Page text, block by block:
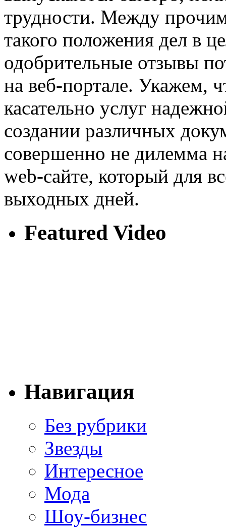
трудности. Между
такого положения дел в
одобрительные отзывы
на веб-портале. Укажем,
касательно услуг
создании различных
совершенно не дилемма
web-сайте, который для
выходных дней.
Featured Video
Навигация
Без рубрики
Звезды
Интересное
Мода
Шоу-бизнес